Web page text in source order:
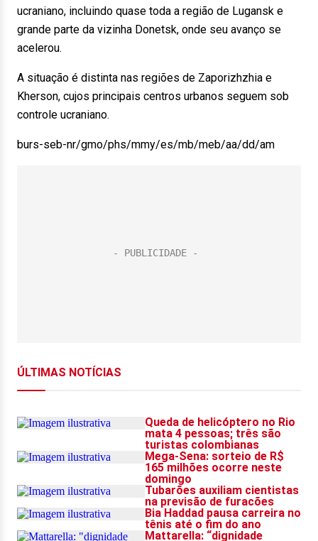
ucraniano, incluindo quase toda a região de Lugansk e
grande parte da vizinha Donetsk, onde seu avanço se
acelerou.
A situação é distinta nas regiões de Zaporizhzhia e
Kherson, cujos principais centros urbanos seguem sob
controle ucraniano.
burs-seb-nr/gmo/phs/mmy/es/mb/meb/aa/dd/am